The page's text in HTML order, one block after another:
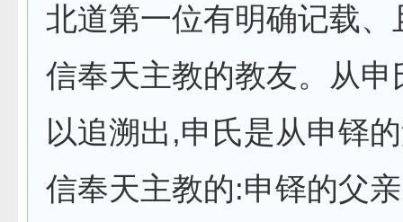
北道第一位有明确记载、
信奉天主教的教友。从申
以追溯出,申氏是从申铎
信奉天主教的:申铎的父